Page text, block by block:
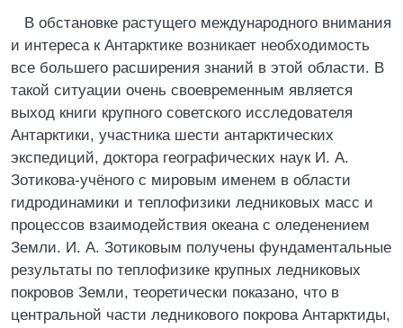
В обстановке растущего международного внимания
и интереса к Антарктике возникает необходимость
все большего расширения знаний в этой области. В
такой ситуации очень своевременным является
выход книги крупного советского исследователя
Антарктики, участника шести антарктических
экспедиций, доктора географических наук И. А.
Зотикова-учёного с мировым именем в области
гидродинамики и теплофизики ледниковых масс и
процессов взаимодействия океана с оледенением
Земли. И. А. Зотиковым получены фундаментальные
результаты по теплофизике крупных ледниковых
покровов Земли, теоретически показано, что в
центральной части ледникового покрова Антарктиды,